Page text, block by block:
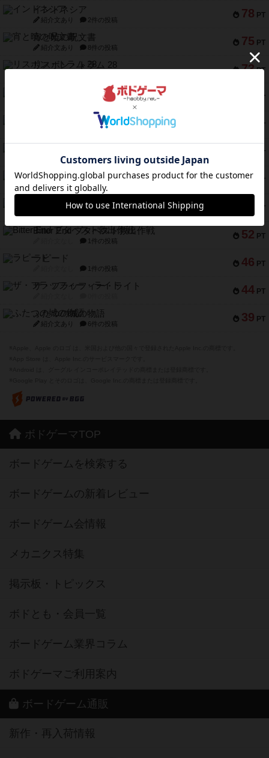
78 PT
インドネシア
紹介文あり 2件の投稿
75 PT
宵と暁の呪文書
紹介文あり 8件の投稿
73 PT
リスボン・トラム 28
PT
1件の投稿
PT
1件の投稿
PT
紹介文なし 1件の投稿
59 PT
スモールワールド
紹介文あり 13件の投稿
PT
ギャンブラー
52 PT
Bitter End ブタペスト救出作戦
1件の投稿
46 PT
ラピード
1件の投稿
44 PT
ザ・フラッフィー・ライト
39 PT
ふたつの城の物語
紹介文あり 6件の投稿
ボドゲーマTOP
ボードゲームを検索する
ボードゲームの新着レビュー
ボードゲーム会情報
メカニクス特集
掲示板・トピックス
ボドとも・会員一覧
ボードゲーム業界コラム
ボドゲーマご利用案内
ボードゲーム通販
新作・再入荷情報